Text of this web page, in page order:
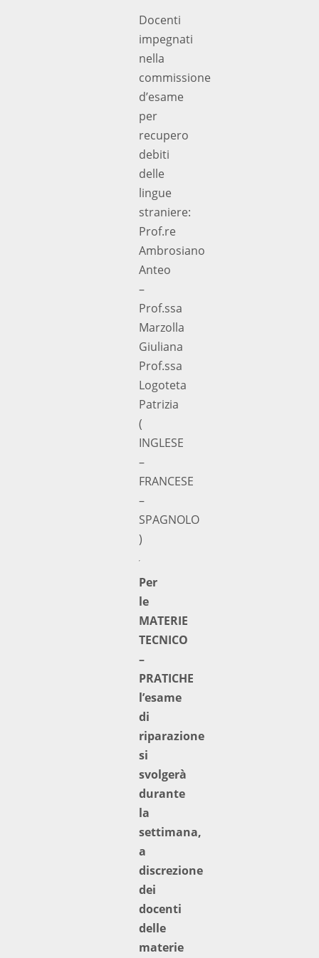
Docenti
impegnati
nella
commissione
d’esame
per
recupero
debiti
delle
lingue
straniere:
Prof.re
Ambrosiano
Anteo
–
Prof.ssa
Marzolla
Giuliana
Prof.ssa
Logoteta
Patrizia
(
INGLESE
–
FRANCESE
–
SPAGNOLO
)
Per
le
MATERIE
TECNICO
–
PRATICHE
l’esame
di
riparazione
si
svolgerà
durante
la
settimana,
a
discrezione
dei
docenti
delle
materie